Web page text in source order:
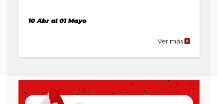
10 Abr al 01 Mayo
Ver másde
Movilidad
Estudiantil
Saliente